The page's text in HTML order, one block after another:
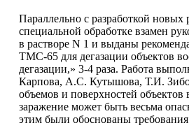
Параллельно с разработкой
специальной обработке взамен
в растворе N 1 и выданы
ТМС-65 для дегазации объектов
дегазации,» 3-4 раза. Работа
Карпова, А.С. Кутышова, Т.И.
объемов и поверхностей
заражение может быть весьма
этим были обоснованы